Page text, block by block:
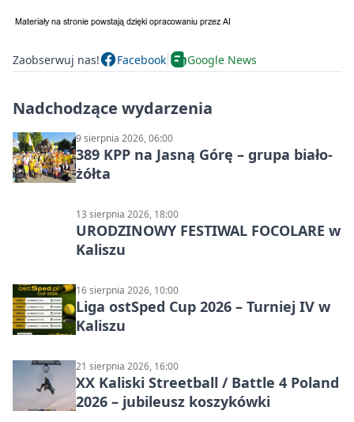
Zaobserwuj nas! Facebook Google News
Nadchodzące wydarzenia
9 sierpnia 2026, 06:00
389 KPP na Jasną Górę – grupa biało-
żółta
13 sierpnia 2026, 18:00
URODZINOWY FESTIWAL FOCOLARE w
Kaliszu
16 sierpnia 2026, 10:00
Liga ostSped Cup 2026 – Turniej IV w
Kaliszu
21 sierpnia 2026, 16:00
XX Kaliski Streetball / Battle 4 Poland
2026 – jubileusz koszykówki